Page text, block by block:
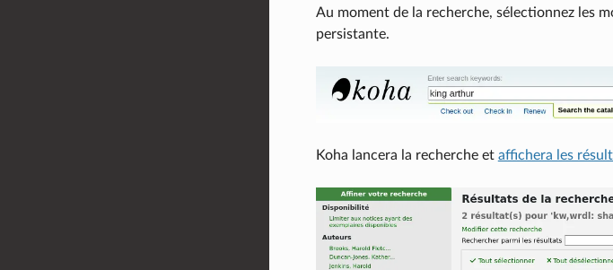
Au moment de la recherche, sélectionnez les
persistante.
Koha lancera la recherche et affichera les